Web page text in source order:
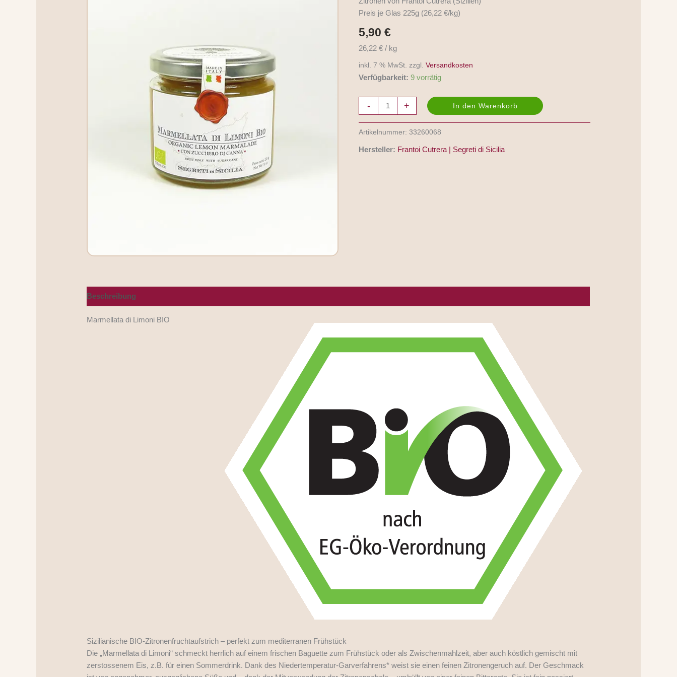
Preis je Glas 225g (26,22 €/kg)
5,90 €
26,22 € / kg
inkl. 7 % MwSt. zzgl. Versandkosten
Verfügbarkeit: 9 vorrätig
-
di
Limoni
BIO
225g
Menge
+ In den Warenkorb
Artikelnummer: 33260068
Hersteller: Frantoi Cutrera | Segreti di Sicilia
Beschreibung
Marmellata di Limoni BIO
Sizilianische BIO-Zitronenfruchtaufstrich – perfekt zum mediterranen Frühstück
Die „Marmellata di Limoni“ schmeckt herrlich auf einem frischen Baguette zum Frühstück oder als Zwischenmahlzeit, aber auch köstlich gemischt mit
zerstossenem Eis, z.B. für einen Sommerdrink. Dank des Niedertemperatur-Garverfahrens* weist sie einen feinen Zitronengeruch auf. Der Geschmack